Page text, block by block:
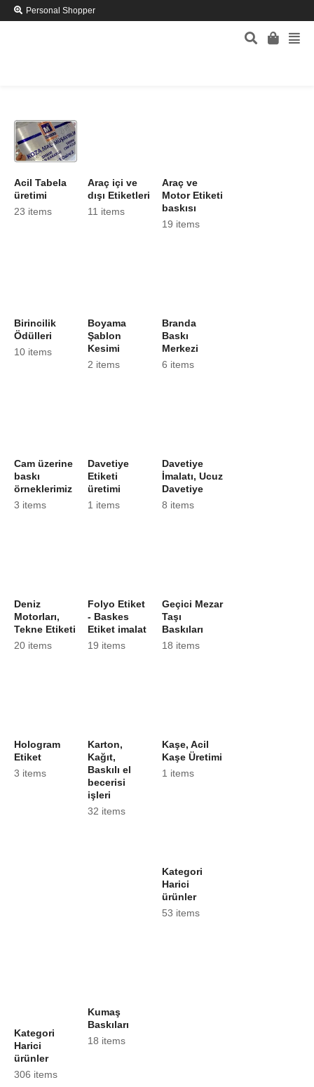
Personal Shopper
Acil Tabela
üretimi
23 items
Araç içi ve
dışı Etiketleri
11 items
Araç ve
Motor Etiketi
baskısı
19 items
Birincilik
Ödülleri
10 items
Boyama
Şablon
Kesimi
2 items
Branda
Baskı
Merkezi
6 items
Cam üzerine
baskı
örneklerimiz
3 items
Davetiye
Etiketi
üretimi
1 items
Davetiye
İmalatı, Ucuz
Davetiye
8 items
Deniz
Motorları,
Tekne Etiketi
20 items
Folyo Etiket
- Baskes
Etiket imalat
19 items
Geçici Mezar
Taşı
Baskıları
18 items
Hologram
Etiket
3 items
Karton,
Kağıt,
Baskılı el
becerisi
işleri
32 items
Kaşe, Acil
Kaşe Üretimi
1 items
Kategori
Harici
ürünler
53 items
Kategori
Harici
ürünler
306 items
Kumaş
Baskıları
18 items